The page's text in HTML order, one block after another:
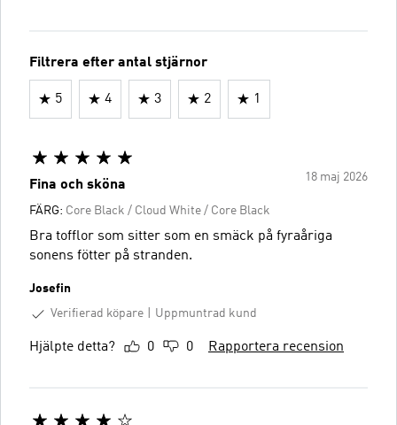
Filtrera efter antal stjärnor
5 4 3 2 1
18 maj 2026
Fina och sköna
FÄRG: Core Black / Cloud White / Core Black
Bra tofflor som sitter som en smäck på fyraåriga
sonens fötter på stranden.
Josefin
Verifierad köpare
Uppmuntrad kund
Hjälpte detta? 0 0 Rapportera recension